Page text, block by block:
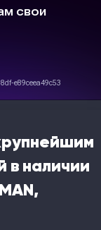
в наличии